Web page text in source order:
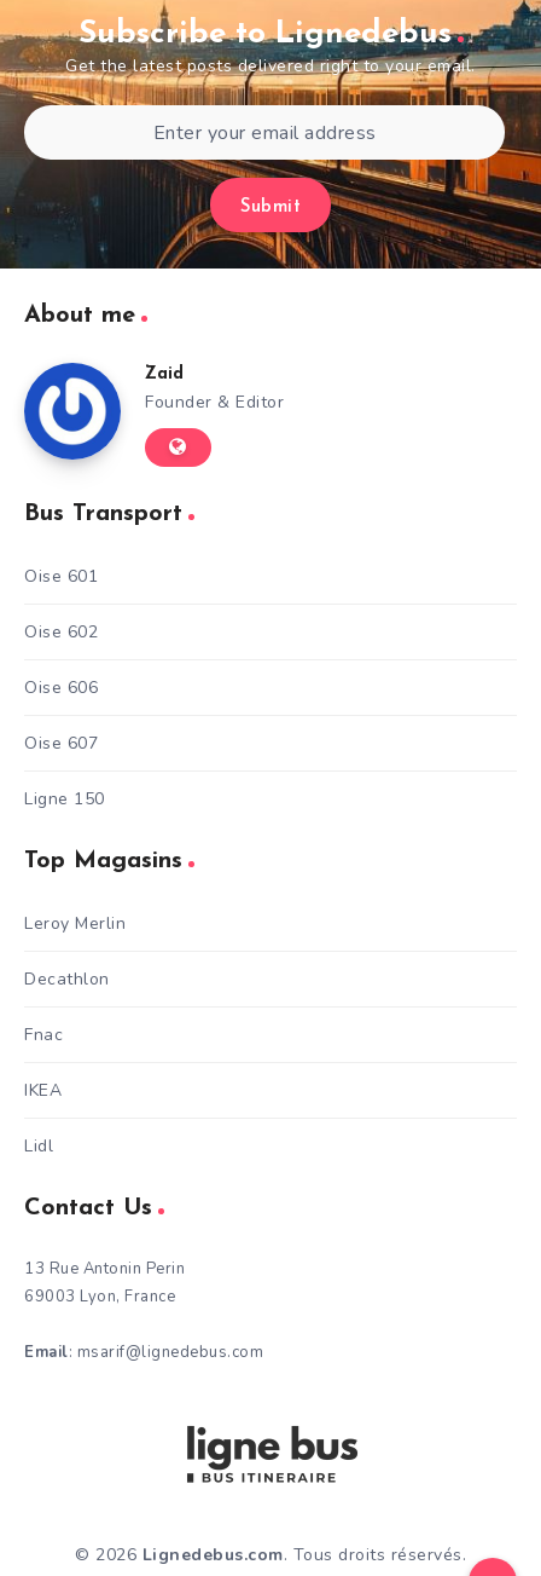
Subscribe to Lignedebus
Get the latest posts delivered right to your email.
Submit
About me
Zaid
Founder & Editor
Bus Transport
Oise 601
Oise 602
Oise 606
Oise 607
Ligne 150
Top Magasins
Leroy Merlin
Decathlon
Fnac
IKEA
Lidl
Contact Us
13 Rue Antonin Perin
69003 Lyon, France
Email: msarif@lignedebus.com
© 2026 Lignedebus.com. Tous droits réservés.